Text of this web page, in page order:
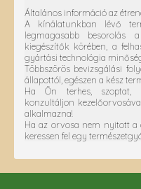
Általános információ az
A kínálatunkban lévő
legmagasabb besorolás
kiegészítők körében, a
gyártási technológia
Többszörös bevizsgálási
állapottól, egészen a kész
Ha Ön terhes, szoptat,
konzultáljon
alkalmazna!
Ha az orvosa nem nyitott a
keressen fel egy